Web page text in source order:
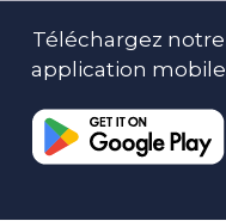
Téléchargez notre
application mobile